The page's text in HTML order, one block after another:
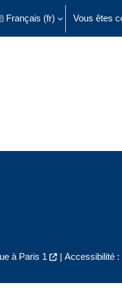
la saisie de
Français ‎(fr)‎ Vous êtes
à Paris 1 | Accessibilité :